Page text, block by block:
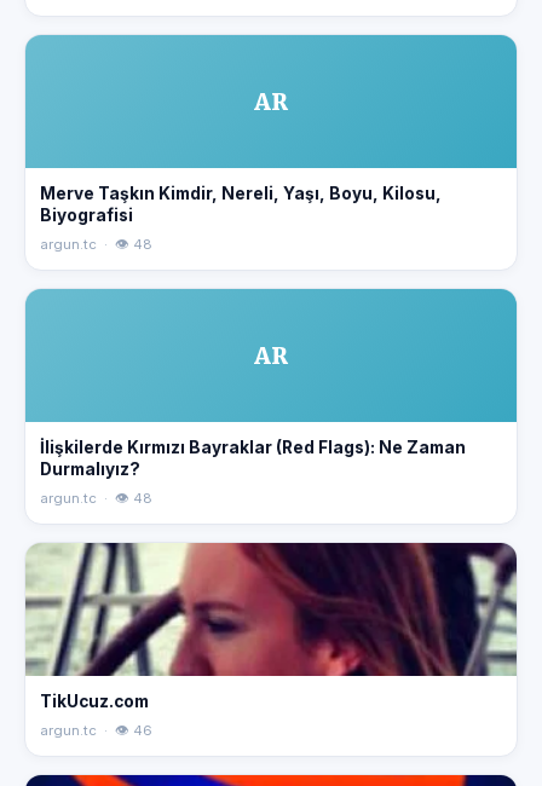
AR
Merve Taşkın Kimdir, Nereli, Yaşı, Boyu, Kilosu,
Biyografisi
argun.tc · 👁 48
AR
İlişkilerde Kırmızı Bayraklar (Red Flags): Ne Zaman
Durmalıyız?
argun.tc · 👁 48
TikUcuz.com
argun.tc · 👁 46